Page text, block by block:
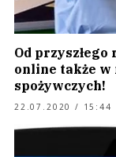
Od
online także
spożywczych!
22.07.2020 / 15:44